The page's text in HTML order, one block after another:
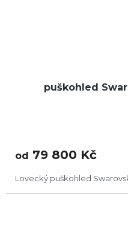
puškohled
od 79 800 Kč
Lovecký puškohled